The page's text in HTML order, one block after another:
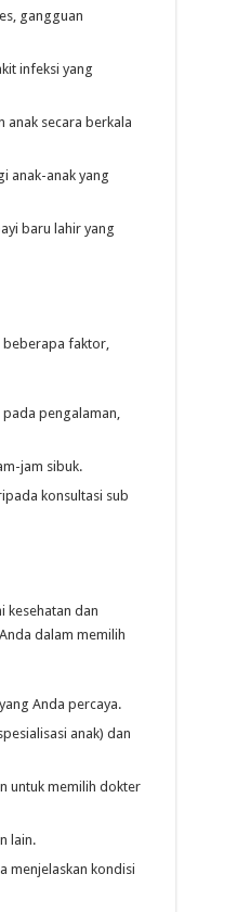
gangguan
infeksi yang
anak secara berkala
anak-anak yang
baru lahir yang
beberapa faktor,
pengalaman,
jam sibuk.
konsultasi sub
kesehatan dan
dalam memilih
Anda percaya.
anak) dan
untuk memilih dokter
lain.
menjelaskan kondisi